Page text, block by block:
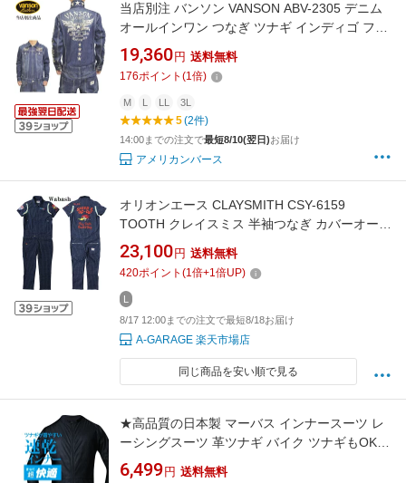
当店別注 バンソン VANSON ABV-2305 デニム
オールインワン つなぎ ツナギ インディゴ フラ
イングスター バイク バイカー メンズ 送料無料
新作
19,360 円 送料無料
176ポイント (1倍)
M L LL 3L
5(2件)
14:00までの注文で最短8/10(翌日)お届け
アメリカンバース
オリオンエース CLAYSMITH CSY-6159
TOOTH クレイスミス 半袖つなぎ カバーオール
ガレージウェア 作業着 半袖 ツナギ おしゃれ 細
身 コットン アメリカン アメカジ バイカー ブラ
ック 黒 ネイビー 紺 ウォバッシュ デニム メン
ズ M L LL
23,100 円 送料無料
420ポイント (1倍+1倍UP)
L
8/17 12:00までの注文で最短8/18お届け
A-GARAGE 楽天市場店
同じ商品を安い順で見る
★高品質の日本製 マーバス インナースーツ レ
ーシングスーツ 革ツナギ バイク ツナギもOK
サーキット 人気の高機能マーバスインナースー
6,499 円 送料無料